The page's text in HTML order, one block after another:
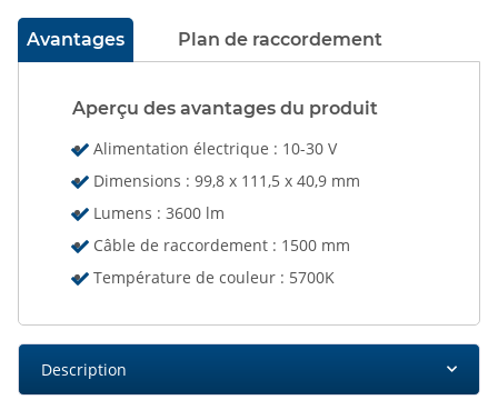
Avantages Plan de raccordement
Aperçu des avantages du produit
Alimentation électrique : 10-30 V
Dimensions : 99,8 x 111,5 x 40,9 mm
Lumens : 3600 lm
Câble de raccordement : 1500 mm
Température de couleur : 5700K
Description